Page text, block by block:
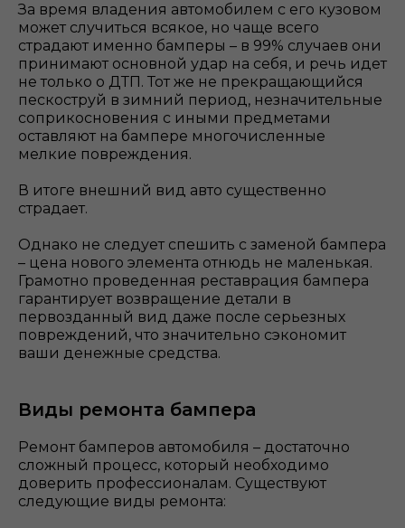
За время владения автомобилем с его кузовом
может случиться всякое, но чаще всего
страдают именно бамперы – в 99% случаев они
принимают основной удар на себя, и речь идет
не только о ДТП. Тот же не прекращающийся
пескоструй в зимний период, незначительные
соприкосновения с иными предметами
оставляют на бампере многочисленные
мелкие повреждения.
В итоге внешний вид авто существенно
страдает.
Однако не следует спешить с заменой бампера
– цена нового элемента отнюдь не маленькая.
Грамотно проведенная реставрация бампера
гарантирует возвращение детали в
первозданный вид даже после серьезных
повреждений, что значительно сэкономит
ваши денежные средства.
Виды ремонта бампера
Ремонт бамперов автомобиля – достаточно
сложный процесс, который необходимо
доверить профессионалам. Существуют
следующие виды ремонта: